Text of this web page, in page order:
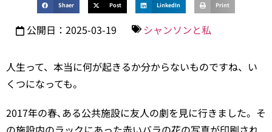
Shaer Post LinkedIn Print
公開日：2025-03-19 シャンソンと私
人生って、本当に何が起きるか分からないものですね、い
くつになっても。
2017年の春､ある公共施設に友人の劇を見に行きました。そ